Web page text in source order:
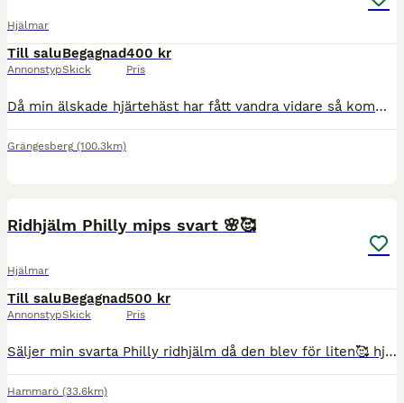
Hjälmar
Till salu
Annonstyp
Begagnad
Skick
400 kr
Pris
Då min älskade hjärtehäst har fått vandra vidare så kommer jag lägga hobbyn åt sidan och säljer mina grejer En ridhjälm som har lite skönhetsmärken men aldrig ramlat av med den. Köpte den på Hööks. Ä
Grängesberg (100.3km)
Ridhjälm Philly mips svart 🌸🥰
Hjälmar
Till salu
Annonstyp
Begagnad
Skick
500 kr
Pris
Säljer min svarta Philly ridhjälm då den blev för liten🥰 hjälmen är inköpt 2022 och har inga fallskador. Den är i bra skick, storlek xxs alltså 51-55cm. Nypriset är 1500kr Mitt pris: 500kr Köparen
Hammarö (33.6km)